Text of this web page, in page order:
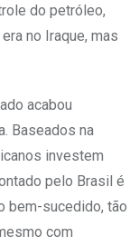
do petróleo,
no Iraque, mas
acabou
Baseados na
investem
pelo Brasil é
bem-sucedido, tão
com